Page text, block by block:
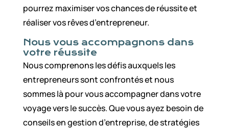
pourrez maximiser vos chances de réussite et
réaliser vos rêves d’entrepreneur.
Nous vous accompagnons dans
votre réussite
Nous comprenons les défis auxquels les
entrepreneurs sont confrontés et nous
sommes là pour vous accompagner dans votre
voyage vers le succès. Que vous ayez besoin de
conseils en gestion d’entreprise, de stratégies